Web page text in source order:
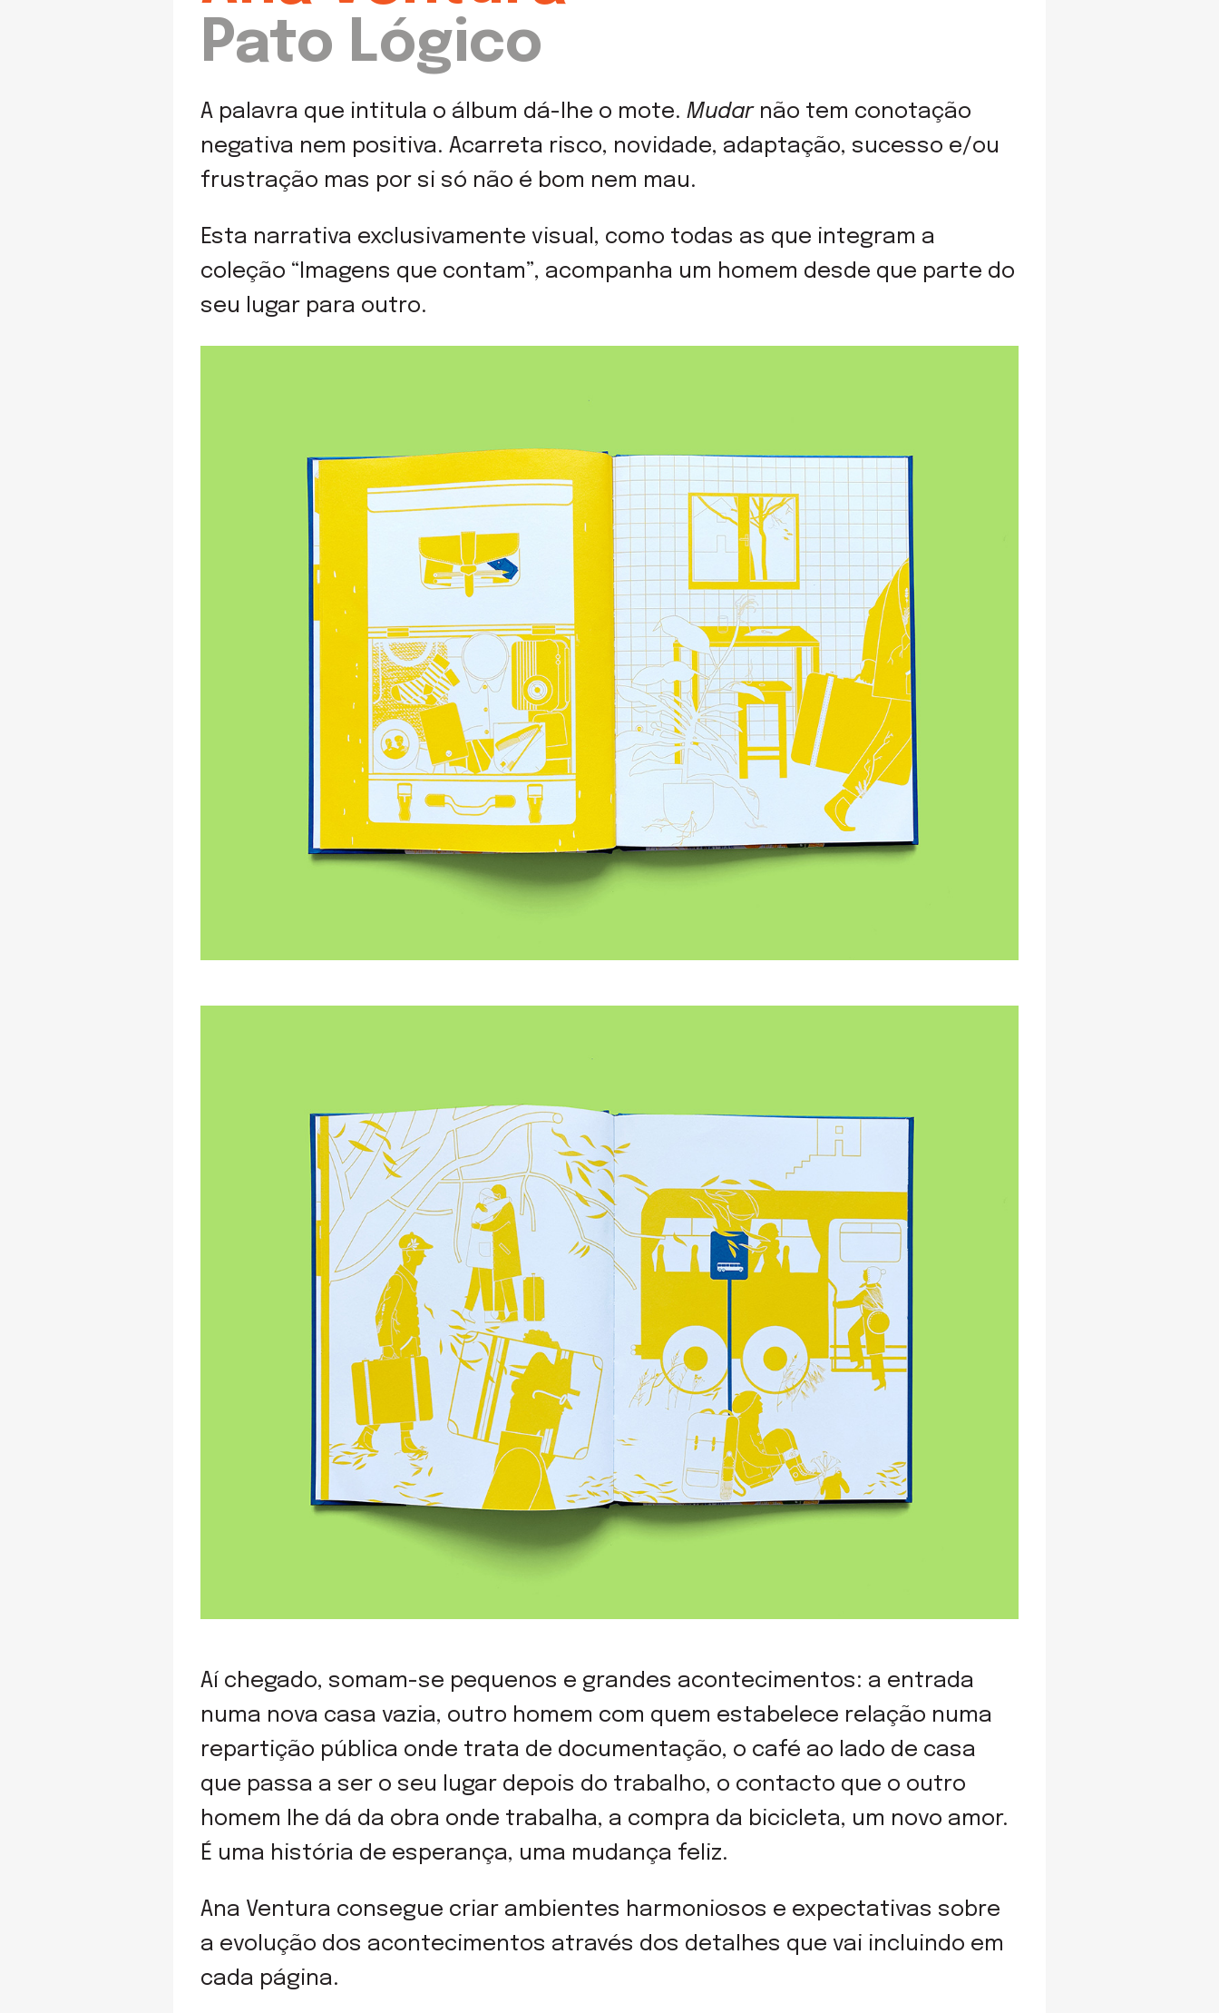
Pato Lógico
A palavra que intitula o álbum dá-lhe o mote. Mudarnão tem conotação
negativa nem positiva. Acarreta risco, novidade, adaptação, sucesso e/ou
frustração mas por si só não é bom nem mau.
Esta narrativa exclusivamente visual, como todas as que integram a
coleção “Imagens que contam”, acompanha um homem desde que parte do
seu lugar para outro.
Aí chegado, somam-se pequenos e grandes acontecimentos: a entrada
numa nova casa vazia, outro homem com quem estabelece relação numa
repartição pública onde trata de documentação, o café ao lado de casa
que passa a ser o seu lugar depois do trabalho, o contacto que o outro
homem lhe dá da obra onde trabalha, a compra da bicicleta, um novo amor.
É uma história de esperança, uma mudança feliz.
Ana Ventura consegue criar ambientes harmoniosos e expectativas sobre
a evolução dos acontecimentos através dos detalhes que vai incluindo em
cada página.